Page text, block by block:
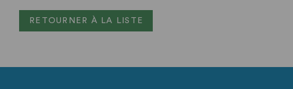
RETOURNER À LA LISTE